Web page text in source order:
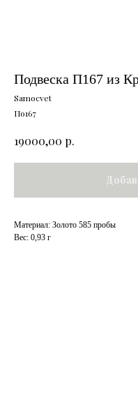
Подвеска П167 из
Samocvet
По167
19000,00 р.
Материал: Золото 585 пробы
Вес: 0,93 г